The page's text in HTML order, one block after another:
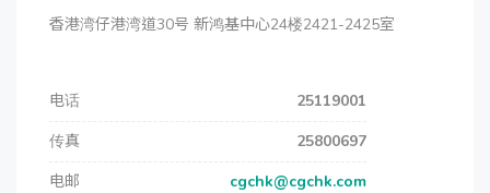
香港湾仔港湾道30号 新鸿基中心24楼2421-2425室
电话
25119001
传真
25800697
电邮
cgchk@cgchk.com